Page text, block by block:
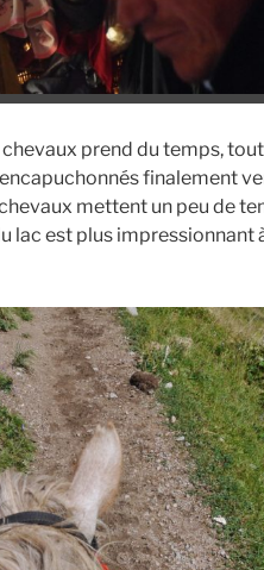
prend du temps,
finalement
mettent un peu de
lac est plus impressionnant